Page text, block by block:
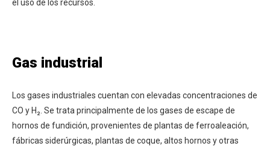
el uso de los recursos.
Gas industrial
Los gases industriales cuentan con elevadas concentraciones de
CO y H₂. Se trata principalmente de los gases de escape de
hornos de fundición, provenientes de plantas de ferroaleación,
fábricas siderúrgicas, plantas de coque, altos hornos y otras